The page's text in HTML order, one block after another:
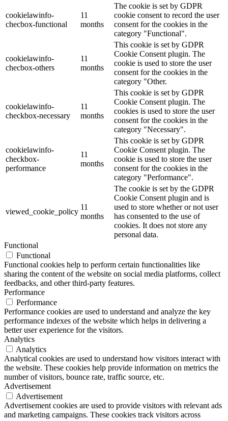
cookielawinfo-
checbox-functional
11
months
The cookie is set by GDPR
cookie consent to record the user
consent for the cookies in the
category "Functional".
cookielawinfo-
checbox-others
11
months
This cookie is set by GDPR
Cookie Consent plugin. The
cookie is used to store the user
consent for the cookies in the
category "Other.
cookielawinfo-
checkbox-necessary
11
months
This cookie is set by GDPR
Cookie Consent plugin. The
cookies is used to store the user
consent for the cookies in the
category "Necessary".
cookielawinfo-
checkbox-
performance
11
months
This cookie is set by GDPR
Cookie Consent plugin. The
cookie is used to store the user
consent for the cookies in the
category "Performance".
viewed_cookie_policy
11
months
The cookie is set by the GDPR
Cookie Consent plugin and is
used to store whether or not user
has consented to the use of
cookies. It does not store any
personal data.
Functional
Functional
Functional cookies help to perform certain functionalities like
sharing the content of the website on social media platforms, collect
feedbacks, and other third-party features.
Performance
Performance
Performance cookies are used to understand and analyze the key
performance indexes of the website which helps in delivering a
better user experience for the visitors.
Analytics
Analytics
Analytical cookies are used to understand how visitors interact with
the website. These cookies help provide information on metrics the
number of visitors, bounce rate, traffic source, etc.
Advertisement
Advertisement
Advertisement cookies are used to provide visitors with relevant ads
and marketing campaigns. These cookies track visitors across